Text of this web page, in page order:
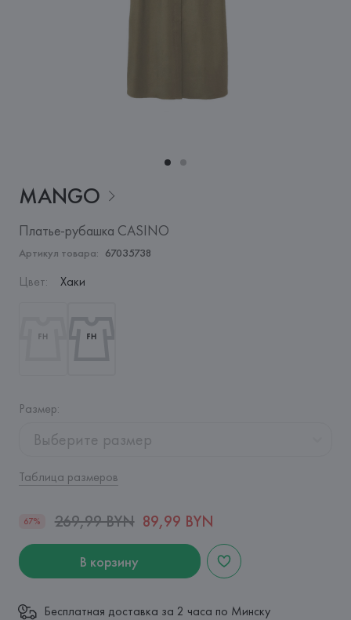
MANGO
Платье-рубашка CASINO
Артикул товара: 67035738
Цвет: Хаки
Размер:
Выберите размер
Таблица размеров
67% 269,99 BYN 89,99 BYN
В корзину
Бесплатная доставка за 2 часа по Минску